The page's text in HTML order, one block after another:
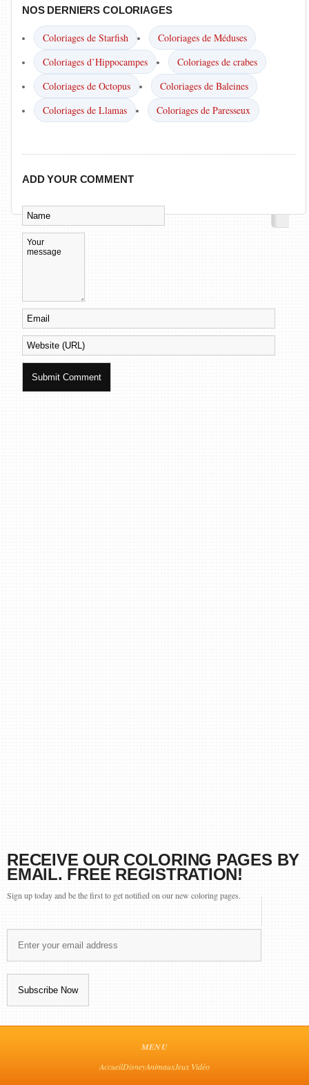
NOS DERNIERS COLORIAGES
Coloriages de Starfish
Coloriages de Méduses
Coloriages d’Hippocampes
Coloriages de crabes
Coloriages de Octopus
Coloriages de Baleines
Coloriages de Llamas
Coloriages de Paresseux
ADD YOUR COMMENT
RECEIVE OUR COLORING PAGES BY
EMAIL. FREE REGISTRATION!
Sign up today and be the first to get notified on our new coloring pages.
MENU
AccueilDisneyAnimauxJeux Vidéo